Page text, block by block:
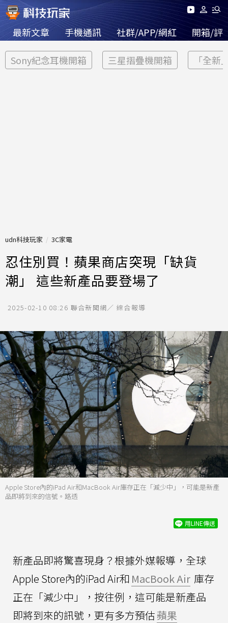
最新文章 手機通訊 社群/APP/網紅 開箱/評
Sony紀念耳機開箱 三星摺疊機開箱 「全新
udn科技玩家 3C家電
忍住別買！蘋果商店突現「缺貨
潮」 這些新產品要登場了
2025-02-10 08:26 聯合新聞網／ 綜合報導
Apple Store內的iPad Air和MacBook Air庫存正在「減少中」，可能是新產
品即將到來的信號。路透
用LINE傳送
新產品即將驚喜現身？根據外媒報導，全球
Apple Store內的iPad Air和 MacBook Air 庫存
正在「減少中」，按往例，這可能是新產品
即將到來的訊號，更有多方預估蘋果